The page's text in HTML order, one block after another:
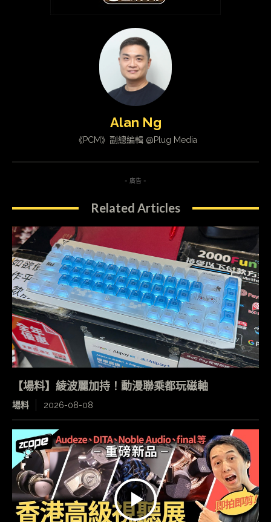
Alan Ng
《PCM》副總編輯 @Plug Media
- 廣告 -
Related Articles
【場料】綾波麗加持！動漫聯乘都玩磁軸
場料 2026-08-08